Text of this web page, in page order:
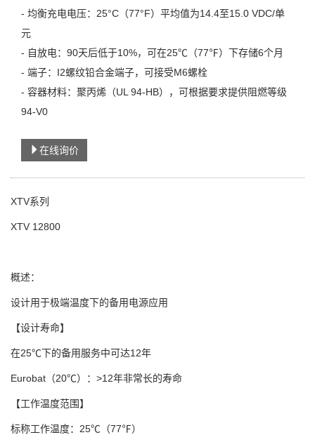
- 均衡充电电压：25°C（77°F）平均值为14.4至15.0 VDC/单
元
- 自放电：90天后低于10%，可在25℃（77℉）下存储6个月
- 端子：I2螺纹铅合金端子，可接受M6螺栓
- 容器材料：聚丙烯（UL 94-HB），可根据要求提供阻燃等级
94-V0
在线询价
XTV系列
XTV 12800
概述：
设计用于极端温度下的备用电源应用
【设计寿命】
在25℃下的备用服务中可达12年
Eurobat（20℃）：>12年非常长的寿命
【工作温度范围】
标称工作温度：25℃（77℉）